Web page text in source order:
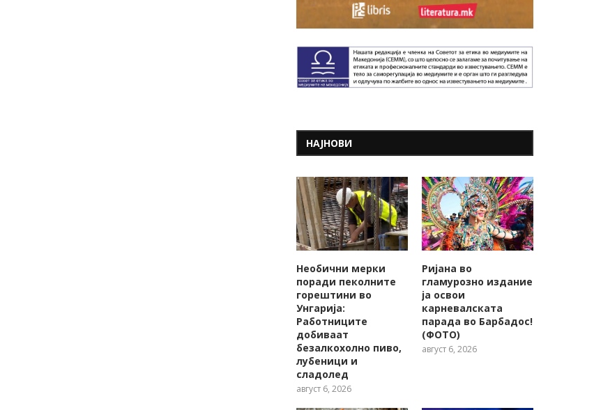
НАЈНОВИ
Необични мерки
поради пеколните
горештини во
Унгарија:
Работниците
добиваат
безалкохолно пиво,
лубеници и
сладолед
август 6, 2026
Ријана во
гламурозно издание
ја освои
карневалската
парада во Барбадос!
(ФОТО)
август 6, 2026